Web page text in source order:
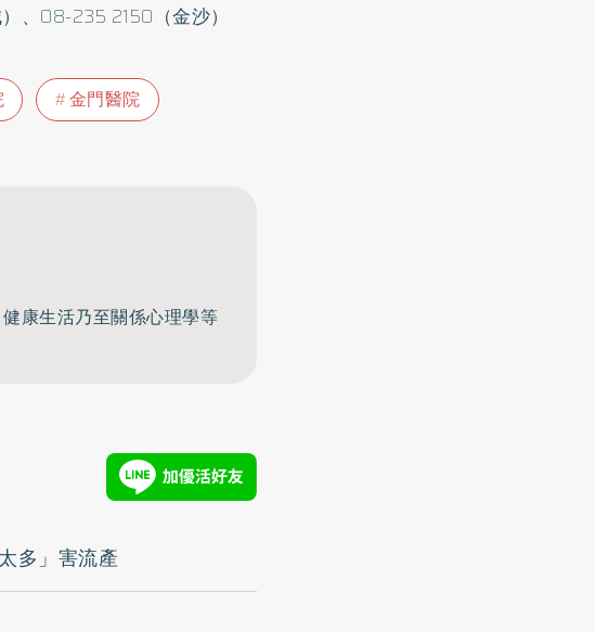
、08-235 2150（金沙）
金門醫院
康生活乃至關係心理學等
多」害流產